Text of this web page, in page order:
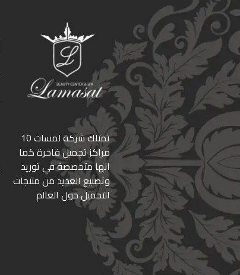
ﺗﻤﺘﻠﻚ ﺷﺮﻛﺔ ﻟﻤﺴﺎت 10
ﻣﺮاﻛﺰ ﺗﺠﻤﻴﻞ ﻓﺎﺧﺮة كما
انها ﻣﺘﺨﺼﺼﺔ ﻓﻲ ﺗﻮرﻳﺪ
وﺗﺼﻨﻴﻊ اﻟﻌﺪﻳﺪ ﻣﻦ ﻣﻨﺘﺠﺎت
اﻟﺘﺠﻤﻴﻞ ﺣﻮل اﻟﻌﺎﻟﻢ